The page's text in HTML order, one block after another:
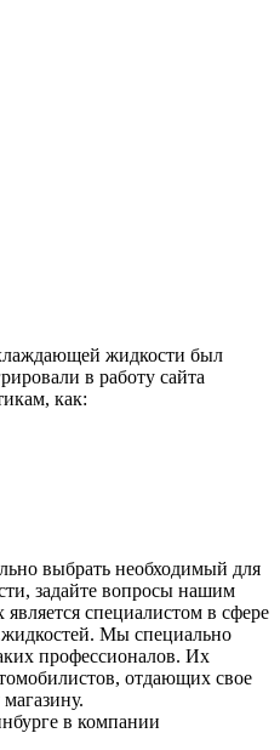
жидкости был
в работу сайта
как:
выбрать необходимый для
задайте вопросы нашим
специалистом в сфере
Мы специально
профессионалов. Их
отдающих свое
в компании